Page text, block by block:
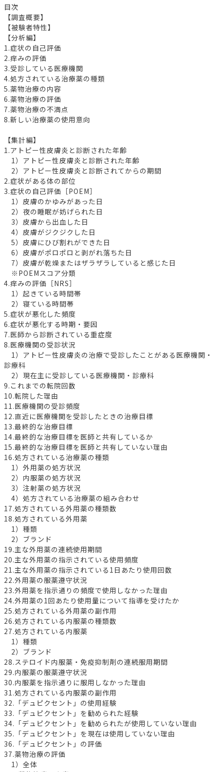
目次
【調査概要】
【被験者特性】
【分析編】
1.症状の自己評価
2.痒みの評価
3.受診している医療機関
4.処方されている治療薬の種類
5.薬物治療の内容
6.薬物治療の評価
7.薬物治療の不満点
8.新しい治療薬の使用意向
【集計編】
1.アトピー性皮膚炎と診断された年齢
1）アトピー性皮膚炎と診断された年齢
2）アトピー性皮膚炎と診断されてからの期間
2.症状がある体の部位
3.症状の自己評価［POEM］
1）皮膚のかゆみがあった日
2）夜の睡眠が妨げられた日
3）皮膚から出血した日
4）皮膚がジクジクした日
5）皮膚にひび割れができた日
6）皮膚がポロポロと剥がれ落ちた日
7）皮膚が乾燥またはザラザラしていると感じた日
※POEMスコア分類
4.痒みの評価［NRS］
1）起きている時間帯
2）寝ている時間帯
5.症状が悪化した頻度
6.症状が悪化する時期・要因
7.医師から診断されている重症度
8.医療機関の受診状況
1）アトピー性皮膚炎の治療で受診したことがある医療機関・
診療科
2）現在主に受診している医療機関・診療科
9.これまでの転院回数
10.転院した理由
11.医療機関の受診頻度
12.直近に医療機関を受診したときの治療目標
13.最終的な治療目標
14.最終的な治療目標を医師と共有しているか
15.最終的な治療目標を医師と共有していない理由
16.処方されている治療薬の種類
1）外用薬の処方状況
2）内服薬の処方状況
3）注射薬の処方状況
4）処方されている治療薬の組み合わせ
17.処方されている外用薬の種類数
18.処方されている外用薬
1）種類
2）ブランド
19.主な外用薬の連続使用期間
20.主な外用薬の指示されている使用頻度
21.主な外用薬の指示されている1日あたり使用回数
22.外用薬の服薬遵守状況
23.外用薬を指示通りの頻度で使用しなかった理由
24.外用薬の1回あたり使用量について指導を受けたか
25.処方されている外用薬の副作用
26.処方されている内服薬の種類数
27.処方されている内服薬
1）種類
2）ブランド
28.ステロイド内服薬・免疫抑制剤の連続服用期間
29.内服薬の服薬遵守状況
30.内服薬を指示通りに服用しなかった理由
31.処方されている内服薬の副作用
32.「デュピクセント」の使用経験
33.「デュピクセント」を勧められた経験
34.「デュピクセント」を勧められたが使用していない理由
35.「デュピクセント」を現在は使用していない理由
36.「デュピクセント」の評価
37.薬物治療の評価
1）全体